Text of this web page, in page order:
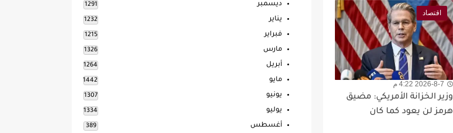
اقتصاد
2026-8-7 4:22 م
وزير الخزانة الأمريكي: مضيق
هرمز لن يعود كما كان
ديسمبر 1291
يناير 1232
فبراير 1215
مارس 1326
أبريل 1264
مايو 1442
يونيو 1307
يوليو 1334
أغسطس 389